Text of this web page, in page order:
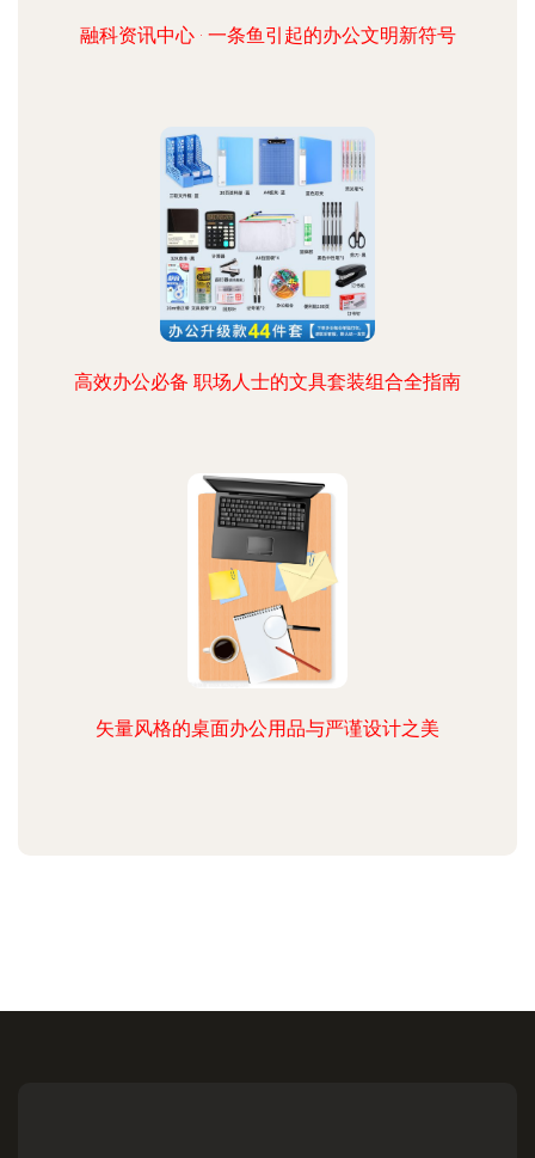
融科资讯中心 · 一条鱼引起的办公文明新符号
高效办公必备 职场人士的文具套装组合全指南
矢量风格的桌面办公用品与严谨设计之美